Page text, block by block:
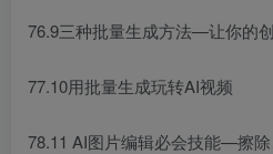
76.9三种批量生成方法—让你的
77.10用批量生成玩转AI视频
78.11 AI图片编辑必会技能—擦